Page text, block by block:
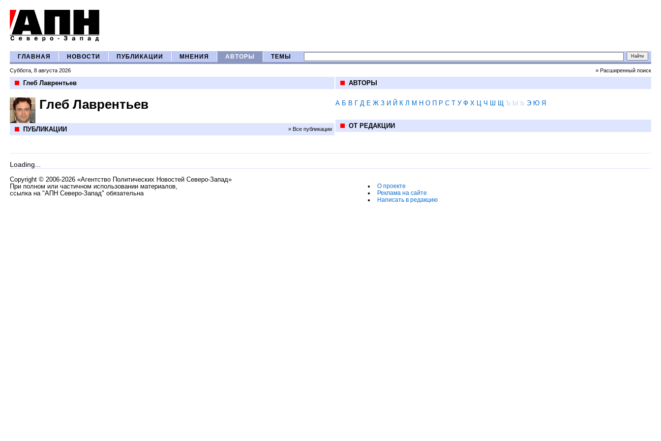
ГЛАВНАЯ НОВОСТИ ПУБЛИКАЦИИ МНЕНИЯ АВТОРЫ ТЕМЫ
Суббота, 8 августа 2026 » Расширенный поиск
Глеб Лаврентьев
Глеб Лаврентьев
ПУБЛИКАЦИИ » Все публикации
АВТОРЫ
А Б В Г Д Е Ж З И Й К Л М Н О П Р С Т У Ф Х Ц Ч Ш Щ Ъ Ы Ь Э Ю Я
ОТ РЕДАКЦИИ
Loading...
Copyright © 2006-2026 «Агентство Политических Новостей Северо-Запад»
При полном или частичном использовании материалов,
ссылка на "АПН Северо-Запад" обязательна
О проекте
Реклама на сайте
Написать в редакцию